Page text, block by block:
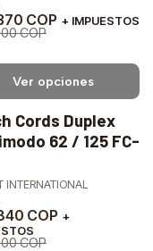
COP + IMPUESTOS
COP
Ver opciones
Cords Duplex
62 / 125 FC-
INTERNATIONAL
COP +
COP